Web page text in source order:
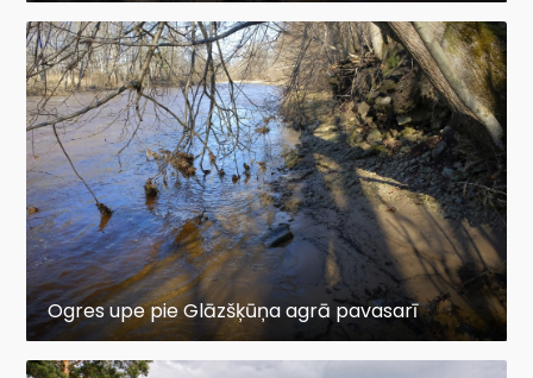
Ogres upe pie Glāzšķūņa agrā pavasarī